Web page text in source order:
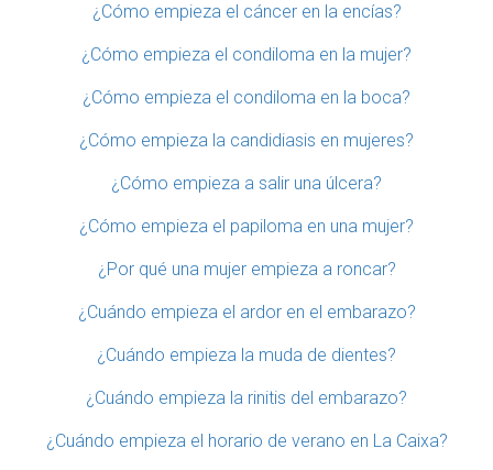
¿Cómo empieza el cáncer en la encías?
¿Cómo empieza el condiloma en la mujer?
¿Cómo empieza el condiloma en la boca?
¿Cómo empieza la candidiasis en mujeres?
¿Cómo empieza a salir una úlcera?
¿Cómo empieza el papiloma en una mujer?
¿Por qué una mujer empieza a roncar?
¿Cuándo empieza el ardor en el embarazo?
¿Cuándo empieza la muda de dientes?
¿Cuándo empieza la rinitis del embarazo?
¿Cuándo empieza el horario de verano en La Caixa?